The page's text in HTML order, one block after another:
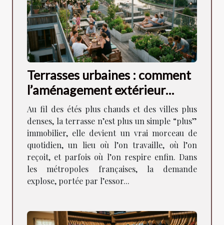
Terrasses urbaines : comment
l’aménagement extérieur
façonne la vie en ville
Au fil des étés plus chauds et des villes plus
denses, la terrasse n’est plus un simple “plus”
immobilier, elle devient un vrai morceau de
quotidien, un lieu où l’on travaille, où l’on
reçoit, et parfois où l’on respire enfin. Dans
les métropoles françaises, la demande
explose, portée par l’essor...